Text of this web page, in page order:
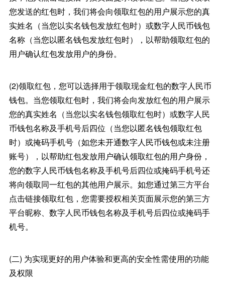
您发送的红包时，我们将会向领取红包的用户展示您的真
实姓名（当您以实名钱包发放红包时）或数字人民币钱包
名称（当您以匿名钱包发放红包时），以帮助领取红包的
用户确认红包发放用户的身份。
(2)领取红包，您可以选择用于领取现金红包的数字人民币
钱包。当您领取红包时，我们将会向发放红包的用户展示
您的真实姓名（当您以实名钱包领取红包时）或数字人民
币钱包名称及手机号后四位（当您以匿名钱包领取红包
时）或掩码手机号（如您未开通数字人民币钱包或未注册
账号），以帮助红包发放用户确认领取红包的用户身份，
您的数字人民币钱包名称及手机号后四位或掩码手机号还
将向领取同一红包的其他用户展示。如您通过第三方平台
点击链接领取红包，您需要授权相关页面展示您的第三方
平台昵称、数字人民币钱包名称及手机号后四位或掩码手
机号。
(二) 为实现更好的用户体验和更高的安全性需使用的功能
及权限